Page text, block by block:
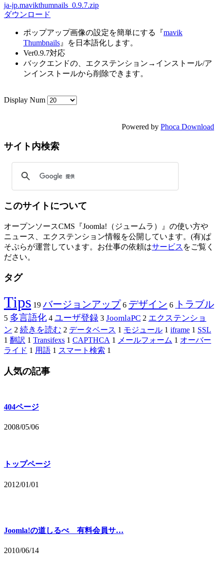
ja-jp.mavikthumnails_0.9.7.zip
ダウンロード
ポップアップ画像の設定を簡単にする『mavik
Thumbnails 』を日本語化します。
Ver0.9.7対応
バックエンドの、エクステンション→インストール/ア
ンインストールから削除できます。
Display Num
Powered by Phoca Download
サイト内検索
このサイトについて
オープンソースCMS『Joomla!（ジュームラ）』の使い方や
ニュース、エクステンション情報を公開しています。(有)ぱ
そぷらが運営しています。お仕事の依頼はサービス をご覧く
ださい。
タグ
Tips 19 バージョンアップ 6 デザイン 6 トラブル
5 多言語化 4 ユーザ登録 3 JoomlaPC 2 エクステンショ
ン 2 続きを読む 2 データベース 1 モジュール 1 iframe 1 SSL
1 翻訳 1 Transifexs 1 CAPTHCA 1 メールフォーム 1 オーバー
ライド 1 用語 1 スマート検索 1
人気の記事
404ページ
2008/05/06
トップページ
2012/01/01
Joomla!の道しるべ 有料会員サ…
2010/06/14